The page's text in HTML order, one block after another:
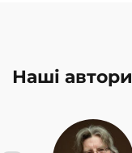
Наші автори